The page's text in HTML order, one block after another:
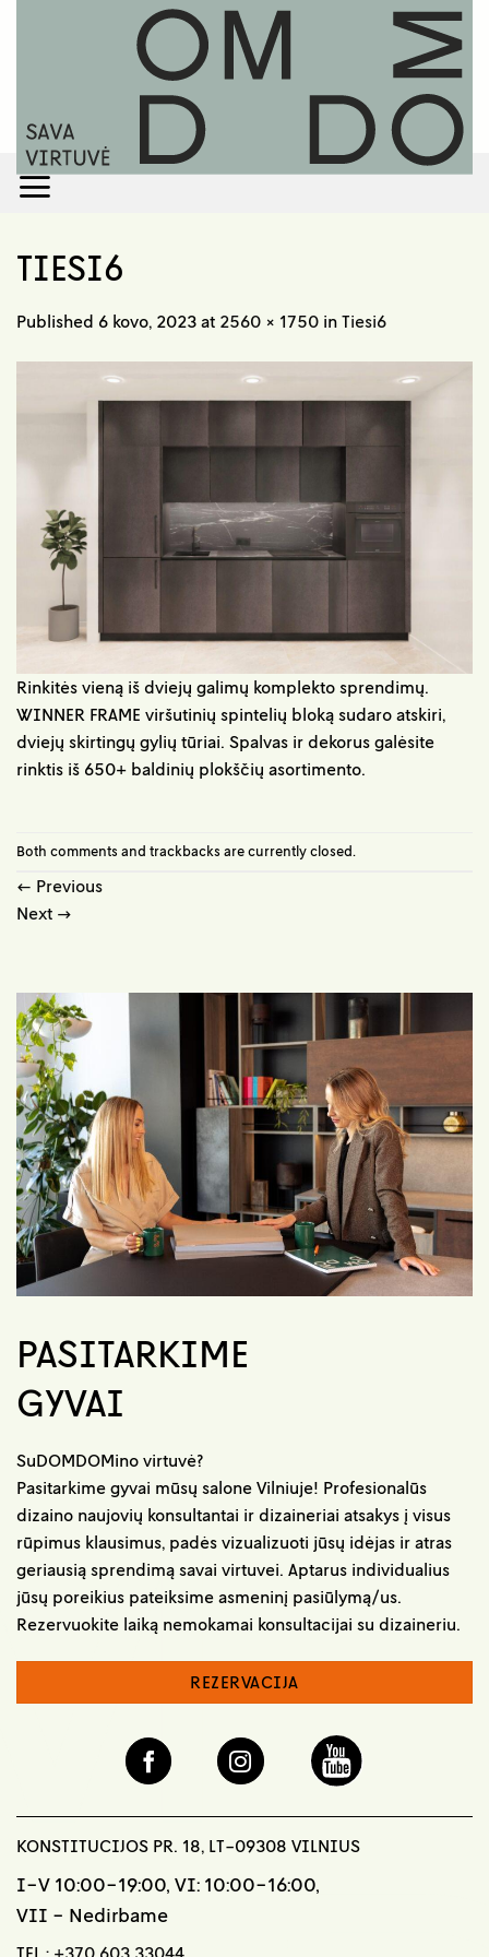
TIESI6
Published 6 kovo, 2023 at 2560 × 1750 in Tiesi6
Rinkitės vieną iš dviejų galimų komplekto sprendimų.
WINNER FRAME viršutinių spintelių bloką sudaro atskiri,
dviejų skirtingų gylių tūriai. Spalvas ir dekorus galėsite
rinktis iš 650+ baldinių plokščių asortimento.
Both comments and trackbacks are currently closed.
← Previous
Next →
PASITARKIME
GYVAI
SuDOMDOMino virtuvė?
Pasitarkime gyvai mūsų salone Vilniuje! Profesionalūs
dizaino naujovių konsultantai ir dizaineriai atsakys į visus
rūpimus klausimus, padės vizualizuoti jūsų idėjas ir atras
geriausią sprendimą savai virtuvei. Aptarus individualius
jūsų poreikius pateiksime asmeninį pasiūlymą/us.
Rezervuokite laiką nemokamai konsultacijai su dizaineriu.
REZERVACIJA
KONSTITUCIJOS PR. 18, LT-09308 VILNIUS
I-V 10:00-19:00, VI: 10:00-16:00,
VII - Nedirbame
TEL.: +370 603 33044